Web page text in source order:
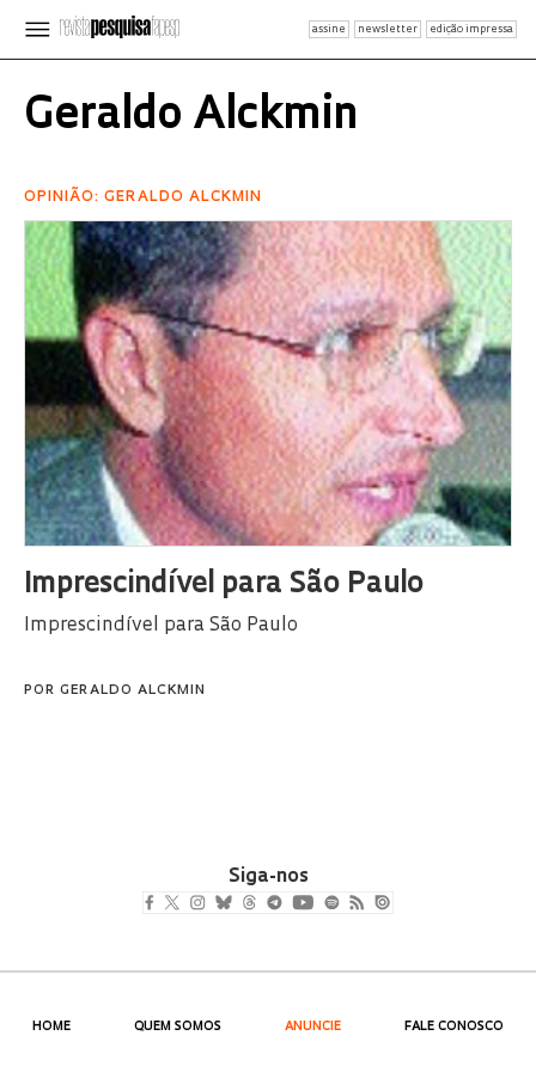
assine newsletter edição impressa
Geraldo Alckmin
OPINIÃO: GERALDO ALCKMIN
Imprescindível para São Paulo
Imprescindível para São Paulo
POR GERALDO ALCKMIN
Siga-nos
HOME QUEM SOMOS ANUNCIE FALE CONOSCO